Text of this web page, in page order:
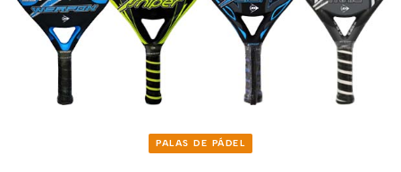
PALAS DE PÁDEL